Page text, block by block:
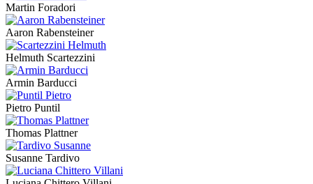
Martin Foradori
Aaron Rabensteiner
Helmuth Scartezzini
Armin Barducci
Pietro Puntil
Thomas Plattner
Susanne Tardivo